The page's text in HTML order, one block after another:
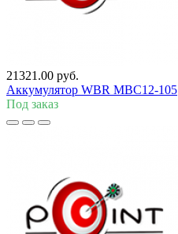
21321.00 руб.
Аккумулятор WBR MBC12-105
Под заказ